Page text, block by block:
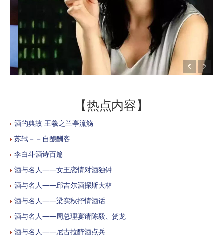
【热点内容】
酒的典故 王羲之兰亭流觞
苏轼－－自酿酬客
李白斗酒诗百篇
酒与名人——女王恋情对酒独钟
酒与名人——邱吉尔酒探斯大林
酒与名人——梁实秋抒情酒话
酒与名人——周总理宴请陈毅、贺龙
酒与名人——尼古拉醉酒点兵